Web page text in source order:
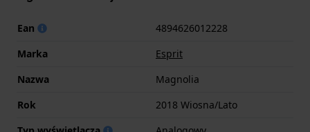
Ean
4894626012228
Marka
Esprit
Nazwa
Magnolia
Rok
2018 Wiosna/Lato